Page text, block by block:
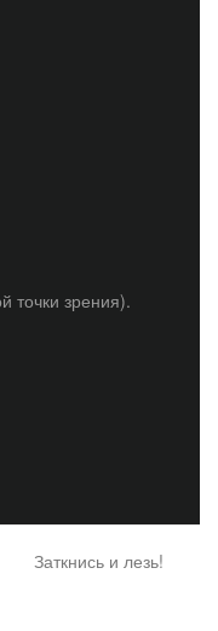
точки зрения).
Заткнись и лезь!